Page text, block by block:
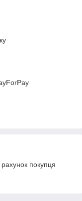
покупця